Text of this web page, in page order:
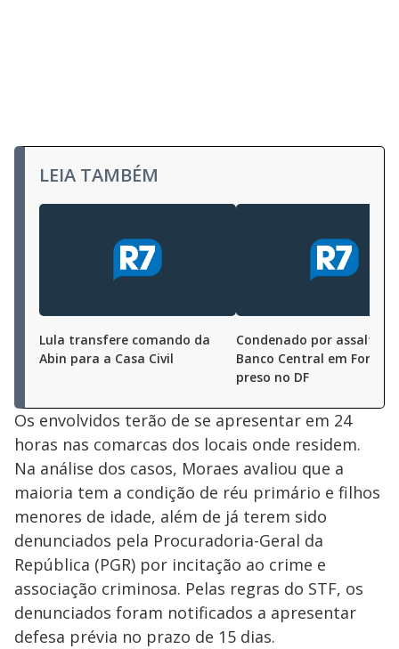
LEIA TAMBÉM
Lula transfere comando da
Abin para a Casa Civil
Condenado por assalto
Banco Central em
preso no DF
Os envolvidos terão de se apresentar em 24
horas nas comarcas dos locais onde residem.
Na análise dos casos, Moraes avaliou que a
maioria tem a condição de réu primário e filhos
menores de idade, além de já terem sido
denunciados pela Procuradoria-Geral da
República (PGR) por incitação ao crime e
associação criminosa. Pelas regras do STF, os
denunciados foram notificados a apresentar
defesa prévia no prazo de 15 dias.